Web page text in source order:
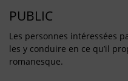
PUBLIC
Les personnes intéressées
les y conduire en ce qu’il
romanesque.